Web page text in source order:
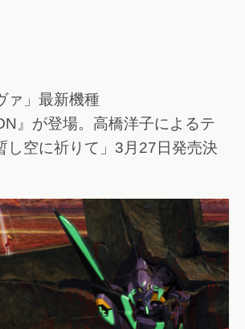
ァ」最新機種
』が登場。高橋洋子によるテ
し空に祈りて」3月27日発売決